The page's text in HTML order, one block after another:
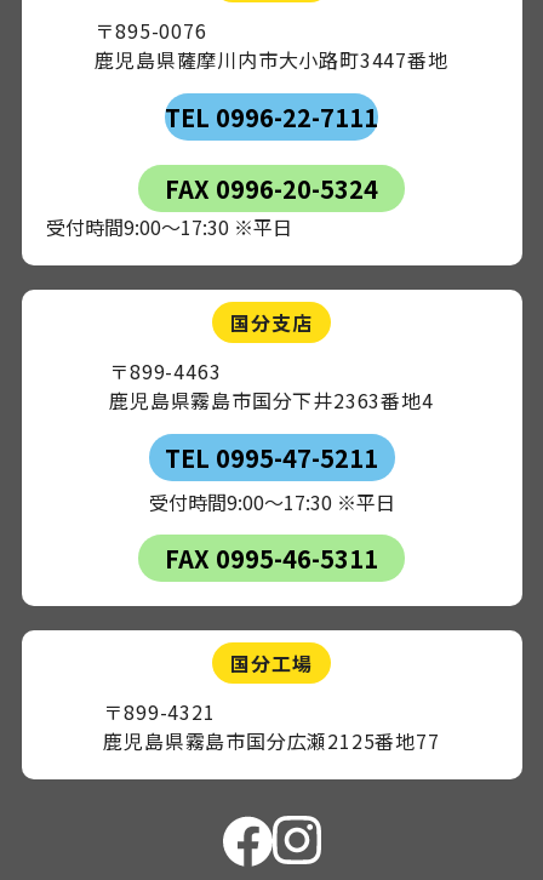
〒895-0076
鹿児島県薩摩川内市大小路町3447番地
TEL 0996-22-7111
FAX 0996-20-5324
受付時間9:00～17:30 ※平日
国分支店
〒899-4463
鹿児島県霧島市国分下井2363番地4
TEL 0995-47-5211
受付時間9:00～17:30 ※平日
FAX 0995-46-5311
国分工場
〒899-4321
鹿児島県霧島市国分広瀬2125番地77